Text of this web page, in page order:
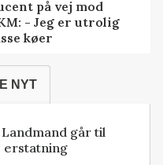
på vej mod
- Jeg er utrolig
køer
NYT
går til
erstatning